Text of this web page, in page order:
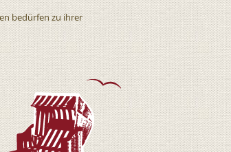
bedürfen zu ihrer